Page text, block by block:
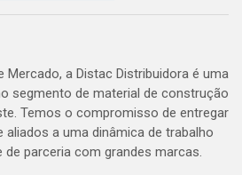
Mercado, a Distac Distribuidora é uma
segmento de material de construção
Temos o compromisso de entregar
aliados a uma dinâmica de trabalho
de parceria com grandes marcas.